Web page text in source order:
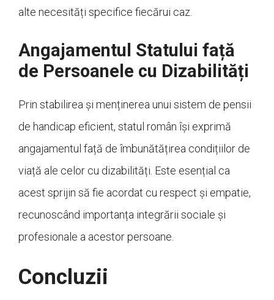
alte necesități specifice fiecărui caz.
Angajamentul Statului față
de Persoanele cu Dizabilități
Prin stabilirea și menținerea unui sistem de pensii
de handicap eficient, statul român își exprimă
angajamentul față de îmbunătățirea condițiilor de
viață ale celor cu dizabilități. Este esențial ca
acest sprijin să fie acordat cu respect și empatie,
recunoscând importanța integrării sociale și
profesionale a acestor persoane.
Concluzii